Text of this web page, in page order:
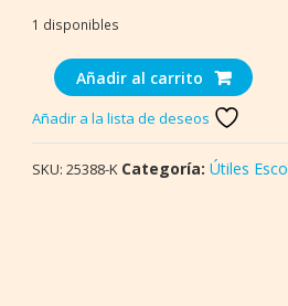
1 disponibles
Pizarra
Magnética
43
x
58,5
Añadir al carrito
Añadir a la lista de deseos
SKU:25388-K Categoría:Útiles